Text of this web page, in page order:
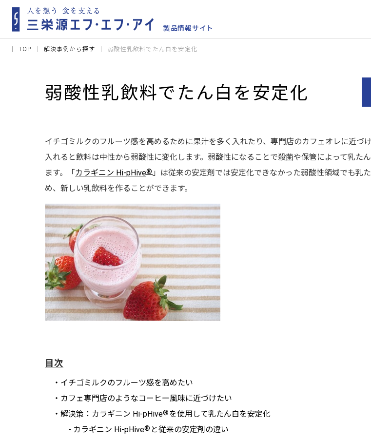
TOP 解決事例から探す 弱酸性乳飲料でたん白を安定化
弱酸性乳飲料でたん白を安定化
イチゴミルクのフルーツ感を高めるために果汁を多く入れたり、専門店のカフェオレに近づ
入れると飲料は中性から弱酸性に変化します。弱酸性になることで殺菌や保管によって乳た
ます。「カラギニン Hi-pHive®」は従来の安定剤では安定化できなかった弱酸性領域でも乳
め、新しい乳飲料を作ることができます。
目次
・イチゴミルクのフルーツ感を高めたい
・カフェ専門店のようなコーヒー風味に近づけたい
・解決策：カラギニン Hi-pHive®を使用して乳たん白を安定化
- カラギニン Hi-pHive® と従来の安定剤の違い